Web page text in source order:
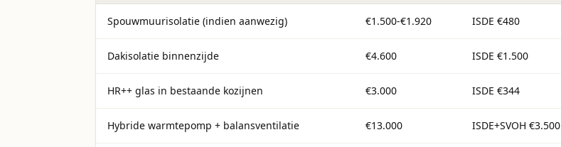
Spouwmuurisolatie (indien aanwezig) €1.500-€1.920 ISDE €480
Dakisolatie binnenzijde €4.600 ISDE €1.500
HR++ glas in bestaande kozijnen €3.000 ISDE €344
Hybride warmtepomp + balansventilatie €13.000 ISDE+SVOH €3.500